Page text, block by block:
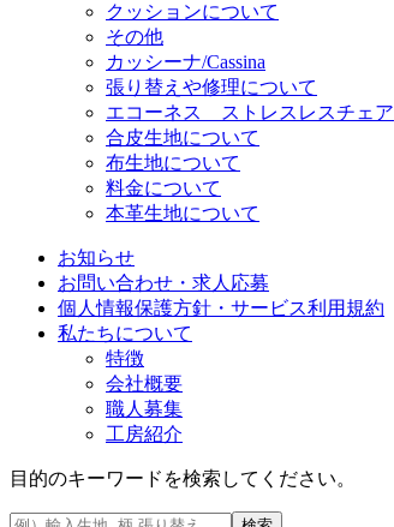
クッションについて
その他
カッシーナ/Cassina
張り替えや修理について
エコーネス ストレスレスチェア
合皮生地について
布生地について
料金について
本革生地について
お知らせ
お問い合わせ・求人応募
個人情報保護方針・サービス利用規約
私たちについて
特徴
会社概要
職人募集
工房紹介
目的のキーワードを検索してください。